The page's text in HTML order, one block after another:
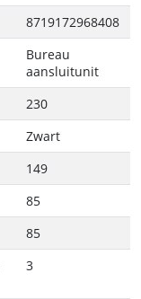
8719172968408
Bureau
aansluitunit
230
Zwart
149
85
85
3